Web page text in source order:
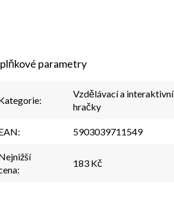
parametry
:
Vzdělávací a interaktivní
hračky
: 5903039711549
:
183 Kč